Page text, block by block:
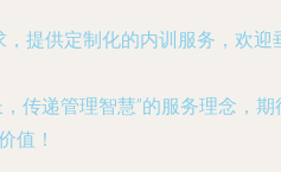
提供定制化的内训服务，欢迎
传递管理智慧”的服务理念，期
值！